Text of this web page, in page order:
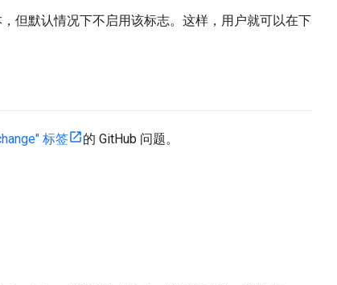
但默认情况下不启用该标志。这样，用户就可以在下
标签 的 GitHub 问题。